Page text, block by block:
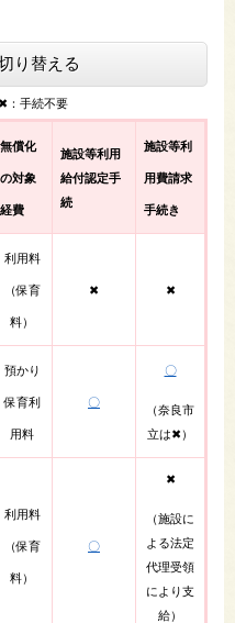
り替える
手続不要
無償化
の対象
経費
施設等利用
給付認定手
続
施設等利
用費請求
手続き
利用料
（保育
料）
✖ ✖
預かり
保育利
用料
〇
〇
（奈良市
立は✖）​
利用料​
（保育
料）
〇
✖
（施設に
よる法定
代理受領
により支
給）